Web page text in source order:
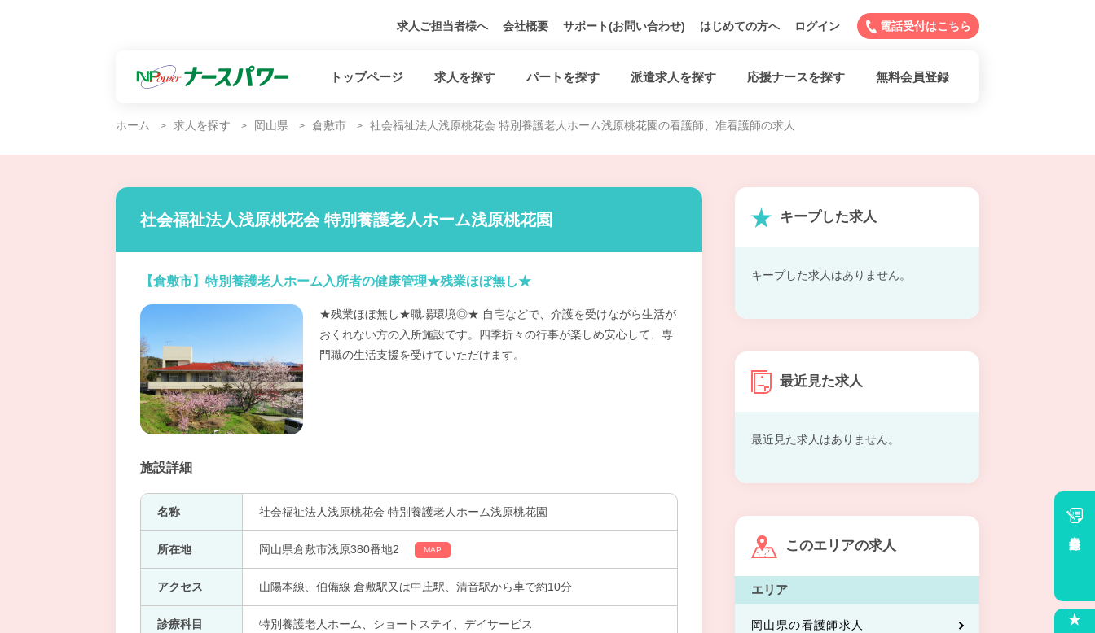
求人ご担当者様へ 会社概要 サポート(お問い合わせ) はじめての方へ ログイン 電話受付はこちら
トップページ 求人を探す パートを探す 派遣求人を探す 応援ナースを探す 無料会員登録
ホーム 求人を探す 岡山県 倉敷市 社会福祉法人浅原桃花会 特別養護老人ホーム浅原桃花園の看護師、准看護師の求人
社会福祉法人浅原桃花会 特別養護老人ホーム浅原桃花園
【倉敷市】特別養護老人ホーム入所者の健康管理★残業ほぼ無し★
★残業ほぼ無し★職場環境◎★ 自宅などで、介護を受けながら生活が
おくれない方の入所施設です。四季折々の行事が楽しめ安心して、専
門職の生活支援を受けていただけます。
施設詳細
名称 社会福祉法人浅原桃花会 特別養護老人ホーム浅原桃花園
所在地 岡山県倉敷市浅原380番地2 MAP
アクセス 山陽本線、伯備線 倉敷駅又は中庄駅、清音駅から車で約10分
診療科目 特別養護老人ホーム、ショートステイ、デイサービス
キープした求人
キープした求人はありません。
最近見た求人
最近見た求人はありません。
このエリアの求人
エリア
岡山県の看護師求人